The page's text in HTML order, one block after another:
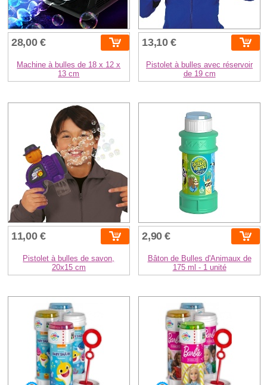
28,00 €
Machine à bulles de 18 x 12 x
13 cm
13,10 €
Pistolet à bulles avec réservoir
de 19 cm
11,00 €
Pistolet à bulles de savon,
20x15 cm
2,90 €
Bâton de Bulles d'Animaux de
175 ml - 1 unité